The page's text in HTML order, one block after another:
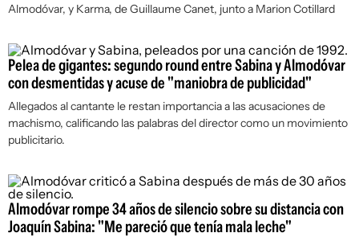
Almodóvar, y Karma, de Guillaume Canet, junto a Marion Cotillard
Pelea de gigantes: segundo round entre Sabina y Almodóvar
con desmentidas y acuse de "maniobra de publicidad"
Allegados al cantante le restan importancia a las acusaciones de
machismo, calificando las palabras del director como un movimiento
publicitario.
Almodóvar rompe 34 años de silencio sobre su distancia con
Joaquín Sabina: "Me pareció que tenía mala leche"